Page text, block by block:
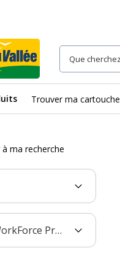
Trouver ma cartouche
à ma recherche
Epson WorkForce Pro WF-M5298DW